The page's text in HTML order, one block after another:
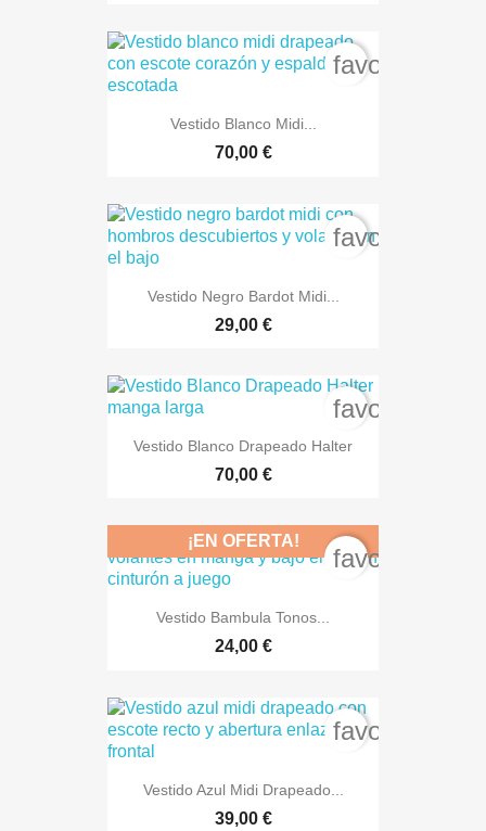
Vestido Blanco Midi...
70,00 €
Vestido Negro Bardot Midi...
29,00 €
Vestido Blanco Drapeado Halter
70,00 €
Vestido Bambula Tonos...
24,00 €
¡EN OFERTA!
Vestido Azul Midi Drapeado...
39,00 €